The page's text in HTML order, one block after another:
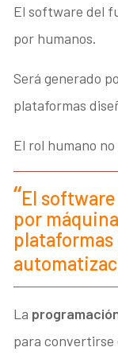
El software del
por humanos.
Será generado
plataformas
El rol humano
El
por
plataformas
La
para convertirse